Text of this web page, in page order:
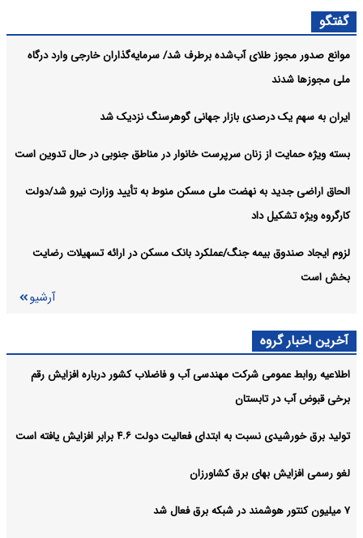
گفتگو
موانع صدور مجوز طلای آب‌شده برطرف شد/ سرمایه‌گذاران خارجی وارد درگاه
ملی مجوزها شدند
ایران به سهم یک‌ درصدی بازار جهانی گوهرسنگ نزدیک شد
بسته ویژه حمایت از زنان سرپرست خانوار در مناطق جنوبی در حال تدوین است
الحاق اراضی جدید به نهضت ملی مسکن منوط به تأیید وزارت نیرو شد/دولت
کارگروه ویژه تشکیل داد
لزوم ایجاد صندوق بیمه جنگ/عملکرد بانک مسکن در ارائه تسهیلات رضایت
بخش است
آرشیو
آخرین اخبار گروه
اطلاعیه روابط عمومی شرکت مهندسی آب و فاضلاب کشور درباره افزایش رقم
برخی قبوض آب در تابستان
تولید برق خورشیدی نسبت به ابتدای فعالیت دولت ۴.۶ برابر افزایش یافته است
لغو رسمی افزایش بهای برق کشاورزان
۷ میلیون کنتور هوشمند در شبکه برق فعال شد